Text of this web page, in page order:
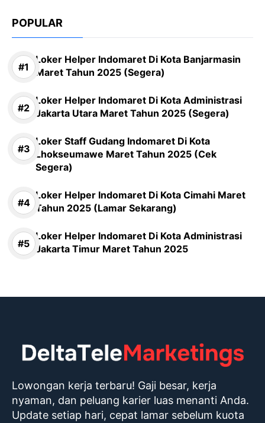
POPULAR
Loker Helper Indomaret Di Kota Banjarmasin
Maret Tahun 2025 (Segera)
Loker Helper Indomaret Di Kota Administrasi
Jakarta Utara Maret Tahun 2025 (Segera)
Loker Staff Gudang Indomaret Di Kota
Lhokseumawe Maret Tahun 2025 (Cek
Segera)
Loker Helper Indomaret Di Kota Cimahi Maret
Tahun 2025 (Lamar Sekarang)
Loker Helper Indomaret Di Kota Administrasi
Jakarta Timur Maret Tahun 2025
Lowongan kerja terbaru! Gaji besar, kerja
nyaman, dan peluang karier luas menanti Anda.
Update setiap hari, cepat lamar sebelum kuota